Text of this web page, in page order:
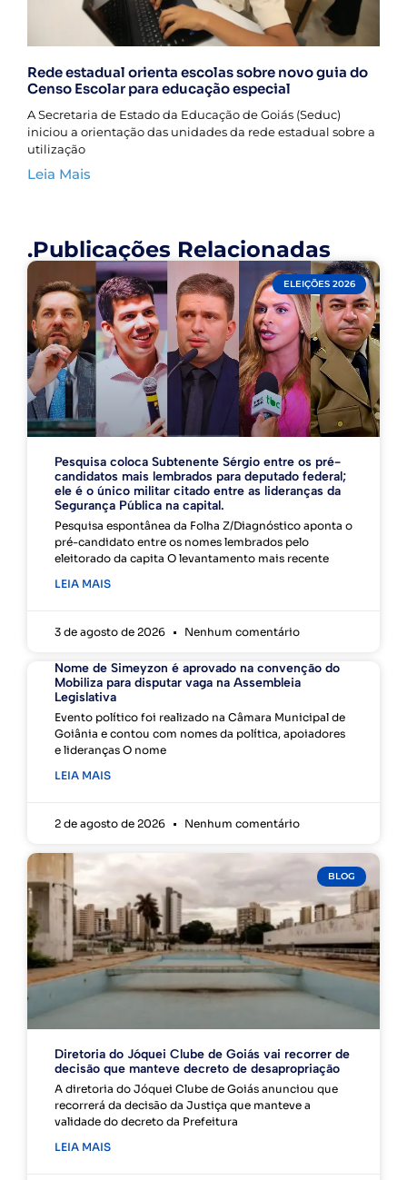
Rede estadual orienta escolas sobre novo guia do
Censo Escolar para educação especial
A Secretaria de Estado da Educação de Goiás (Seduc)
iniciou a orientação das unidades da rede estadual sobre a
utilização
Leia Mais
.Publicações Relacionadas
ELEIÇÕES 2026
Pesquisa coloca Subtenente Sérgio entre os pré-
candidatos mais lembrados para deputado federal;
ele é o único militar citado entre as lideranças da
Segurança Pública na capital.
Pesquisa espontânea da Folha Z/Diagnóstico aponta o
pré-candidato entre os nomes lembrados pelo
eleitorado da capita O levantamento mais recente
LEIA MAIS
3 de agosto de 2026 Nenhum comentário
Nome de Simeyzon é aprovado na convenção do
Mobiliza para disputar vaga na Assembleia
Legislativa
Evento político foi realizado na Câmara Municipal de
Goiânia e contou com nomes da política, apoiadores
e lideranças O nome
LEIA MAIS
2 de agosto de 2026 Nenhum comentário
BLOG
Diretoria do Jóquei Clube de Goiás vai recorrer de
decisão que manteve decreto de desapropriação
A diretoria do Jóquei Clube de Goiás anunciou que
recorrerá da decisão da Justiça que manteve a
validade do decreto da Prefeitura
LEIA MAIS